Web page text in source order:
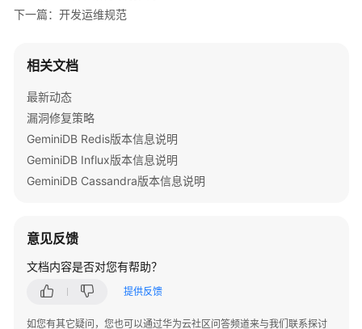
入
用
户
指
参
考
发
下一篇：开发运维规范
相关文档
最新动态
漏洞修复策略
GeminiDB Redis版本信息说明
GeminiDB Influx版本信息说明
GeminiDB Cassandra版本信息说明
意见反馈
文档内容是否对您有帮助？
提供反馈
如您有其它疑问，您也可以通过华为云社区问答频道来与我们联系探讨